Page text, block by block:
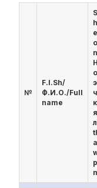
№
F.I.Sh/
Ф.И.О./Full
name